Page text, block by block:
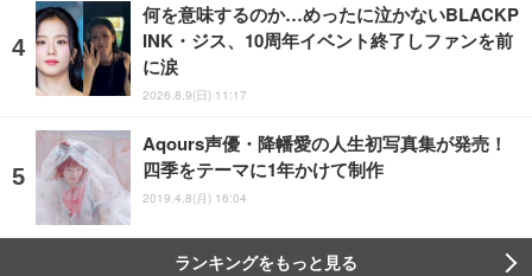
何を意味するのか…めったに泣かないBLACKP
INK・ジス、10周年イベント終了しファンを前
に涙
2026.8.9(日) 11:17
Aqours声優・降幡愛の人生初写真集が発売！
四季をテーマに1年かけて制作
2019.4.8(月) 16:04
ランキングをもっと見る